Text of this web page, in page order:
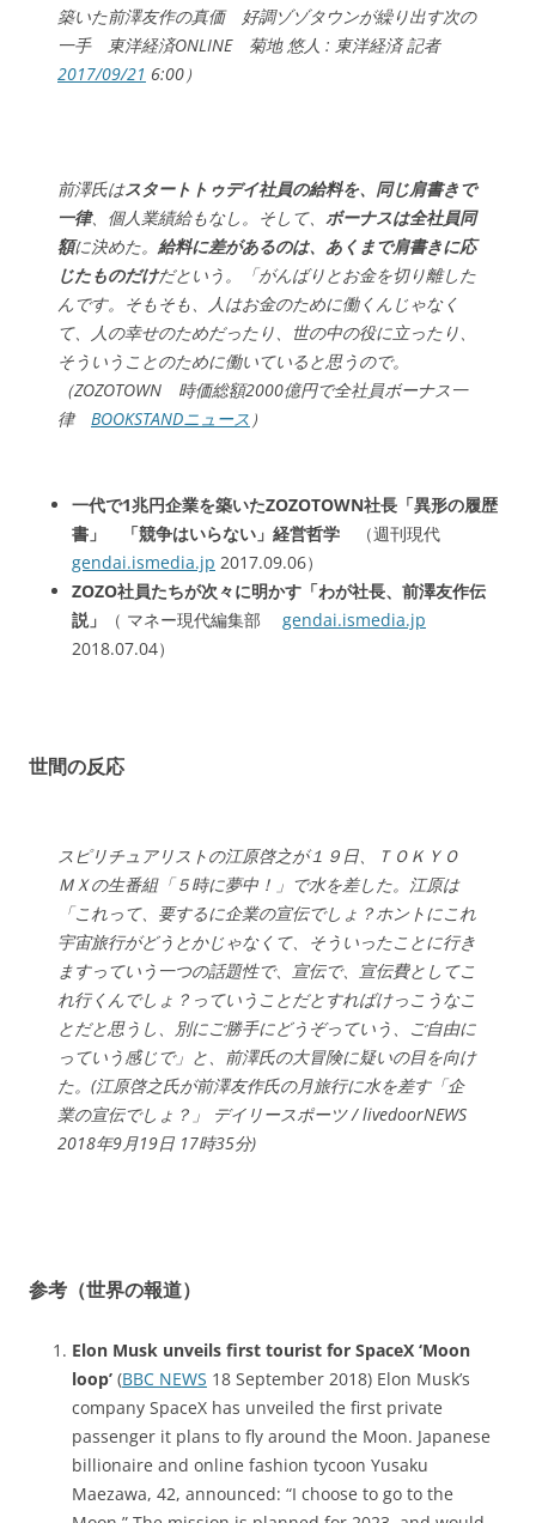
築いた前澤友作の真価 好調ゾゾタウンが繰り出す次の
一手 東洋経済ONLINE 菊地 悠人 : 東洋経済 記者
2017/09/21 6:00）
前澤氏はスタートトゥデイ社員の給料を、同じ肩書きで
一律、個人業績給もなし。そして、 ボーナスは全社員同
額に決めた。 給料に差があるのは、あくまで肩書きに応
じたものだけだという。「がんばりとお金を切り離した
んです。そもそも、人はお金のために働くんじゃなく
て、人の幸せのためだったり、世の中の役に立ったり、
そういうことのために働いていると思うので。
（ZOZOTOWN 時価総額2000億円で全社員ボーナス一
律 BOOKSTANDニュース ）
一代で1兆円企業を築いたZOZOTOWN社長「異形の履歴
書」 「競争はいらない」経営哲学 （週刊現代
gendai.ismedia.jp 2017.09.06）
ZOZO社員たちが次々に明かす「わが社長、前澤友作伝
説」
（ マネー現代編集部 gendai.ismedia.jp
2018.07.04）
世間の反応
スピリチュアリストの江原啓之が１９日、ＴＯＫＹＯ
ＭＸの生番組「５時に夢中！」で水を差した。江原は
「これって、要するに企業の宣伝でしょ？ホントにこれ
宇宙旅行がどうとかじゃなくて、そういったことに行き
ますっていう一つの話題性で、宣伝で、宣伝費としてこ
れ行くんでしょ？っていうことだとすればけっこうなこ
とだと思うし、別にご勝手にどうぞっていう、ご自由に
っていう感じで」と、前澤氏の大冒険に疑いの目を向け
た。(江原啓之氏が前澤友作氏の月旅行に水を差す「企
業の宣伝でしょ？」 デイリースポーツ / livedoorNEWS
2018年9月19日 17時35分)
参考（世界の報道）
Elon Musk unveils first tourist for SpaceX ‘Moon
loop’ (BBC NEWS 18 September 2018) Elon Musk’s
company SpaceX has unveiled the first private
passenger it plans to fly around the Moon. Japanese
billionaire and online fashion tycoon Yusaku
Maezawa, 42, announced: “I choose to go to the